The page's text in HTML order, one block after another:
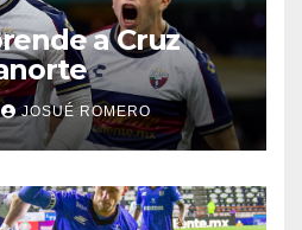
a Cruz
JOSUÉ ROMERO